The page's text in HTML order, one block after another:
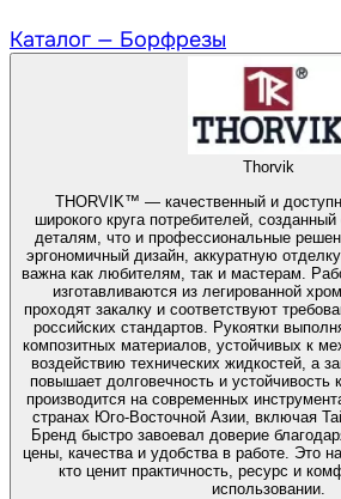
Каталог — Борфрезы
Thorvik
THORVIK™ — качественный и
широкого круга потребителей,
деталям, что и профессиональные
эргономичный дизайн, аккуратную
важна как любителям, так и мастерам.
изготавливаются из легированной
проходят закалку и соответствуют
российских стандартов. Рукоятки
композитных материалов, устойчивых к
воздействию технических жидкостей, а
повышает долговечность и устойчивость
производится на современных
странах Юго-Восточной Азии, включая
Бренд быстро завоевал доверие
цены, качества и удобства в работе. Это
кто ценит практичность, ресурс и
использовании.